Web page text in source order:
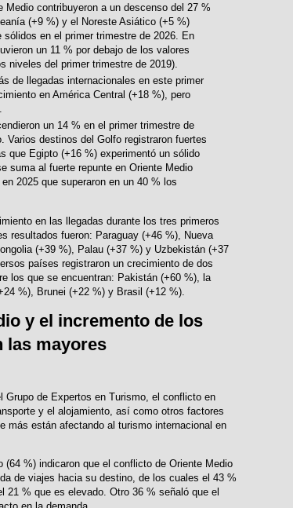
Medio contribuyeron a un descenso del 27 %
(+9 %) y el Noreste Asiático (+5 %)
en el primer trimestre de 2026. En
un 11 % por debajo de los valores
niveles del primer trimestre de 2019).
de llegadas internacionales en este primer
en América Central (+18 %), pero
un 14 % en el primer trimestre de
Varios destinos del Golfo registraron fuertes
que Egipto (+16 %) experimentó un sólido
suma al fuerte repunte en Oriente Medio
2025 que superaron en un 40 % los
en las llegadas durante los tres primeros
resultados fueron: Paraguay (+46 %), Nueva
(+39 %), Palau (+37 %) y Uzbekistán (+37
países registraron un crecimiento de dos
los que se encuentran: Pakistán (+60 %), la
%), Brunei (+22 %) y Brasil (+12 %).
y el incremento de los
las mayores
Grupo de Expertos en Turismo, el conflicto en
y el alojamiento, así como otros factores
más están afectando al turismo internacional en
%) indicaron que el conflicto de Oriente Medio
de viajes hacia su destino, de los cuales el 43 %
21 % que es elevado. Otro 36 % señaló que el